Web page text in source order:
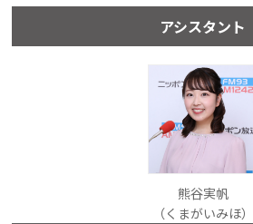
アシスタント
熊谷実帆
（くまがいみほ）